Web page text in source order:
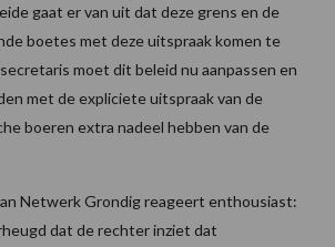
gaat er van uit dat deze grens en de
boetes met deze uitspraak komen te
moet dit beleid nu aanpassen en
met de expliciete uitspraak van de
boeren extra nadeel hebben van de
Netwerk Grondig reageert enthousiast:
dat de rechter inziet dat